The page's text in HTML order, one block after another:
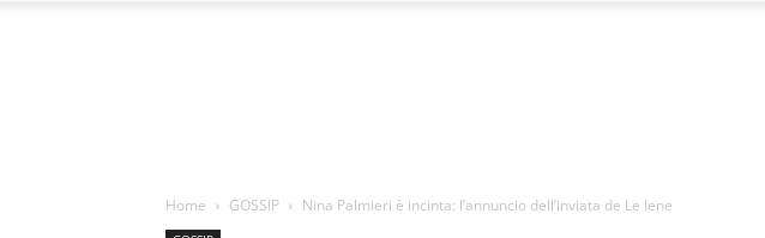
Home GOSSIP Nina Palmieri è incinta: l’annuncio dell’inviata de Le Iene